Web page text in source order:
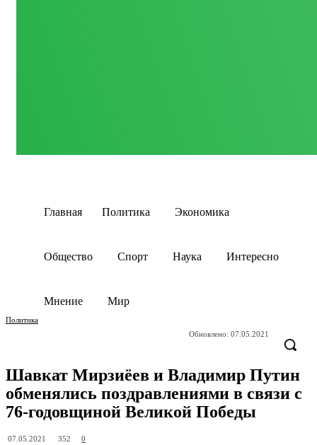
Главная Политика Экономика
Общество Спорт Наука Интересно
Мнение Мир
Политика
Обновлено: 07.05.2021
Шавкат Мирзиёев и Владимир Путин
обменялись поздравлениями в связи с
76-годовщиной Великой Победы
07.05.2021 352 0